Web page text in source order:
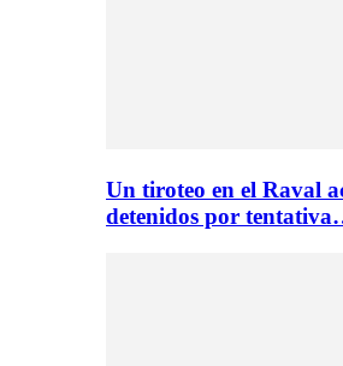
Un tiroteo en el Raval
detenidos por